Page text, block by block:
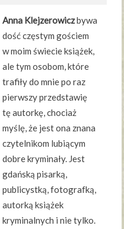
Anna Klejzerowiczbywa
dość częstym gościem
w moim świecie książek,
ale tym osobom, które
trafiły do mnie po raz
pierwszy przedstawię
tę autorkę, chociaż
myślę, że jest ona znana
czytelnikom lubiącym
dobre kryminały. Jest
gdańską pisarką,
publicystką, fotografką,
autorką książek
kryminalnych i nie tylko.